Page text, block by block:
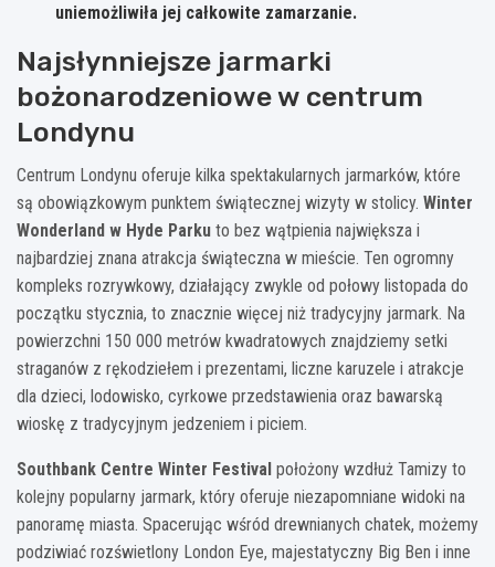
uniemożliwiła jej całkowite zamarzanie.
Najsłynniejsze jarmarki
bożonarodzeniowe w centrum
Londynu
Centrum Londynu oferuje kilka spektakularnych jarmarków, które
są obowiązkowym punktem świątecznej wizyty w stolicy. Winter
Wonderland w Hyde Parku to bez wątpienia największa i
najbardziej znana atrakcja świąteczna w mieście. Ten ogromny
kompleks rozrywkowy, działający zwykle od połowy listopada do
początku stycznia, to znacznie więcej niż tradycyjny jarmark. Na
powierzchni 150 000 metrów kwadratowych znajdziemy setki
straganów z rękodziełem i prezentami, liczne karuzele i atrakcje
dla dzieci, lodowisko, cyrkowe przedstawienia oraz bawarską
wioskę z tradycyjnym jedzeniem i piciem.
Southbank Centre Winter Festival położony wzdłuż Tamizy to
kolejny popularny jarmark, który oferuje niezapomniane widoki na
panoramę miasta. Spacerując wśród drewnianych chatek, możemy
podziwiać rozświetlony London Eye, majestatyczny Big Ben i inne